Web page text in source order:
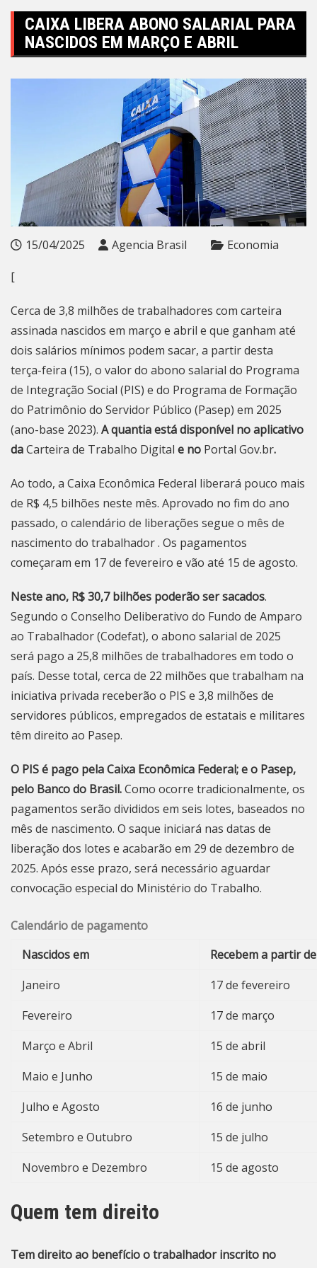
CAIXA LIBERA ABONO SALARIAL PARA
NASCIDOS EM MARÇO E ABRIL
15/04/2025 Agencia Brasil Economia
[
Cerca de 3,8 milhões de trabalhadores com carteira
assinada nascidos em março e abril e que ganham até
dois salários mínimos podem sacar, a partir desta
terça-feira (15), o valor do abono salarial do Programa
de Integração Social (PIS) e do Programa de Formação
do Patrimônio do Servidor Público (Pasep) em 2025
(ano-base 2023). A quantia está disponível no aplicativo
daCarteira de Trabalho Digital e no Portal Gov.br.
Ao todo, a Caixa Econômica Federal liberará pouco mais
de R$ 4,5 bilhões neste mês. Aprovado no fim do ano
passado, o calendário de liberações segue o mês de
nascimento do trabalhador . Os pagamentos
começaram em 17 de fevereiro e vão até 15 de agosto.
Neste ano, R$ 30,7 bilhões poderão ser sacados.
Segundo o Conselho Deliberativo do Fundo de Amparo
ao Trabalhador (Codefat), o abono salarial de 2025
será pago a 25,8 milhões de trabalhadores em todo o
país. Desse total, cerca de 22 milhões que trabalham na
iniciativa privada receberão o PIS e 3,8 milhões de
servidores públicos, empregados de estatais e militares
têm direito ao Pasep.
O PIS é pago pela Caixa Econômica Federal; e o Pasep,
pelo Banco do Brasil.Como ocorre tradicionalmente, os
pagamentos serão divididos em seis lotes, baseados no
mês de nascimento. O saque iniciará nas datas de
liberação dos lotes e acabarão em 29 de dezembro de
2025. Após esse prazo, será necessário aguardar
convocação especial do Ministério do Trabalho.
Calendário de pagamento
Nascidos em
Recebem a partir de
Janeiro
17 de fevereiro
Fevereiro
17 de março
Março e Abril
15 de abril
Maio e Junho
15 de maio
Julho e Agosto
16 de junho
Setembro e Outubro
15 de julho
Novembro e Dezembro
15 de agosto
Quem tem direito
Tem direito ao benefício o trabalhador inscrito no